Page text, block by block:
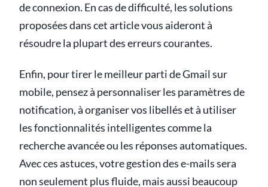
de connexion. En cas de difficulté, les solutions
proposées dans cet article vous aideront à
résoudre la plupart des erreurs courantes.
Enfin, pour tirer le meilleur parti de Gmail sur
mobile, pensez à personnaliser les paramètres de
notification, à organiser vos libellés et à utiliser
les fonctionnalités intelligentes comme la
recherche avancée ou les réponses automatiques.
Avec ces astuces, votre gestion des e-mails sera
non seulement plus fluide, mais aussi beaucoup